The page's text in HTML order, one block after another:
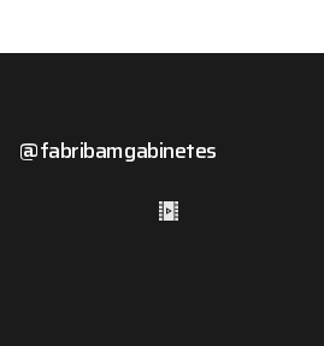
@fabribamgabinetes